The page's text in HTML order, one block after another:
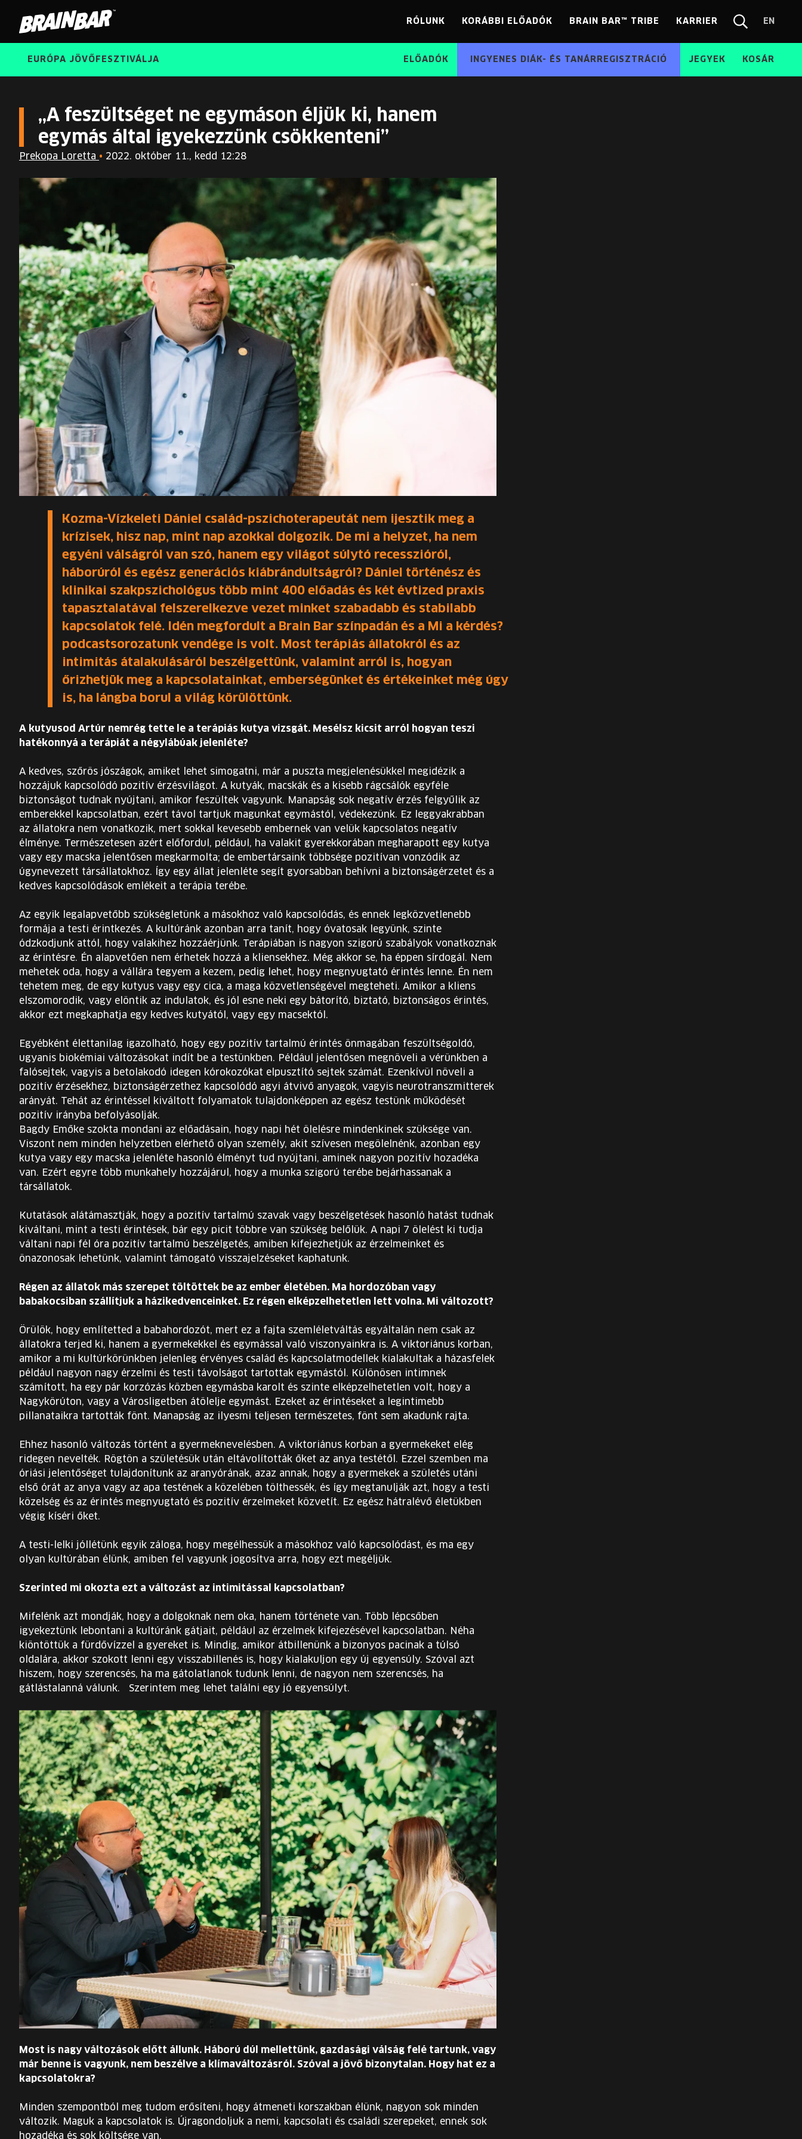
Bar
RÓLUNK KORÁBBI ELŐADÓK BRAIN BAR™ TRIBE KARRIER EN
EN
EURÓPA JÖVŐFESZTIVÁLJA ELŐADÓK INGYENES DIÁK- ÉS TANÁRREGISZTRÁCIÓ JEGYEK KOSÁR
„A feszültséget ne egymáson éljük ki, hanem
egymás által igyekezzünk csökkenteni”
Prekopa Loretta • 2022. október 11., kedd 12:28
Kozma-Vízkeleti Dániel család-pszichoterapeutát nem ijesztik meg a
krízisek, hisz nap, mint nap azokkal dolgozik. De mi a helyzet, ha nem
egyéni válságról van szó, hanem egy világot súlytó recesszióról,
háborúról és egész generációs kiábrándultságról? Dániel történész és
klinikai szakpszichológus több mint 400 előadás és két évtized praxis
tapasztalatával felszerelkezve vezet minket szabadabb és stabilabb
kapcsolatok felé. Idén megfordult a Brain Bar színpadán és a Mi a kérdés?
podcastsorozatunk vendége is volt. Most terápiás állatokról és az
intimitás átalakulásáról beszélgettünk, valamint arról is, hogyan
őrizhetjük meg a kapcsolatainkat, emberségünket és értékeinket még úgy
is, ha lángba borul a világ körülöttünk.
A kutyusod Artúr nemrég tette le a terápiás kutya vizsgát. Mesélsz kicsit arról hogyan teszi
hatékonnyá a terápiát a négylábúak jelenléte?
A kedves, szőrös jószágok, amiket lehet simogatni, már a puszta megjelenésükkel megidézik a
hozzájuk kapcsolódó pozitív érzésvilágot. A kutyák, macskák és a kisebb rágcsálók egyféle
biztonságot tudnak nyújtani, amikor feszültek vagyunk. Manapság sok negatív érzés felgyűlik az
emberekkel kapcsolatban, ezért távol tartjuk magunkat egymástól, védekezünk. Ez leggyakrabban
az állatokra nem vonatkozik, mert sokkal kevesebb embernek van velük kapcsolatos negatív
élménye. Természetesen azért előfordul, például, ha valakit gyerekkorában megharapott egy kutya
vagy egy macska jelentősen megkarmolta; de embertársaink többsége pozitívan vonzódik az
úgynevezett társállatokhoz. Így egy állat jelenléte segít gyorsabban behívni a biztonságérzetet és a
kedves kapcsolódások emlékeit a terápia terébe.
Az egyik legalapvetőbb szükségletünk a másokhoz való kapcsolódás, és ennek legközvetlenebb
formája a testi érintkezés. A kultúránk azonban arra tanít, hogy óvatosak legyünk, szinte
ódzkodjunk attól, hogy valakihez hozzáérjünk. Terápiában is nagyon szigorú szabályok vonatkoznak
az érintésre. Én alapvetően nem érhetek hozzá a kliensekhez. Még akkor se, ha éppen sírdogál. Nem
mehetek oda, hogy a vállára tegyem a kezem, pedig lehet, hogy megnyugtató érintés lenne. Én nem
tehetem meg, de egy kutyus vagy egy cica, a maga közvetlenségével megteheti. Amikor a kliens
elszomorodik, vagy elöntik az indulatok, és jól esne neki egy bátorító, biztató, biztonságos érintés,
akkor ezt megkaphatja egy kedves kutyától, vagy egy macsektól.
Egyébként élettanilag igazolható, hogy egy pozitív tartalmú érintés önmagában feszültségoldó,
ugyanis biokémiai változásokat indít be a testünkben. Például jelentősen megnöveli a vérünkben a
falósejtek, vagyis a betolakodó idegen kórokozókat elpusztító sejtek számát. Ezenkívül növeli a
pozitív érzésekhez, biztonságérzethez kapcsolódó agyi átvivő anyagok, vagyis neurotranszmitterek
arányát. Tehát az érintéssel kiváltott folyamatok tulajdonképpen az egész testünk működését
pozitív irányba befolyásolják.
Bagdy Emőke szokta mondani az előadásain, hogy napi hét ölelésre mindenkinek szüksége van.
Viszont nem minden helyzetben elérhető olyan személy, akit szívesen megölelnénk, azonban egy
kutya vagy egy macska jelenléte hasonló élményt tud nyújtani, aminek nagyon pozitív hozadéka
van. Ezért egyre több munkahely hozzájárul, hogy a munka szigorú terébe bejárhassanak a
társállatok.
Kutatások alátámasztják, hogy a pozitív tartalmú szavak vagy beszélgetések hasonló hatást tudnak
kiváltani, mint a testi érintések, bár egy picit többre van szükség belőlük. A napi 7 ölelést ki tudja
váltani napi fél óra pozitív tartalmú beszélgetés, amiben kifejezhetjük az érzelmeinket és
önazonosak lehetünk, valamint támogató visszajelzéseket kaphatunk.
Régen az állatok más szerepet töltöttek be az ember életében. Ma hordozóban vagy
babakocsiban szállítjuk a házikedvenceinket. Ez régen elképzelhetetlen lett volna. Mi változott?
Örülök, hogy említetted a babahordozót, mert ez a fajta szemléletváltás egyáltalán nem csak az
állatokra terjed ki, hanem a gyermekekkel és egymással való viszonyainkra is. A viktoriánus korban,
amikor a mi kultúrkörünkben jelenleg érvényes család és kapcsolatmodellek kialakultak a házasfelek
például nagyon nagy érzelmi és testi távolságot tartottak egymástól. Különösen intimnek
számított, ha egy pár korzózás közben egymásba karolt és szinte elképzelhetetlen volt, hogy a
Nagykörúton, vagy a Városligetben átölelje egymást. Ezeket az érintéseket a legintimebb
pillanataikra tartották fönt. Manapság az ilyesmi teljesen természetes, fönt sem akadunk rajta.
Ehhez hasonló változás történt a gyermeknevelésben. A viktoriánus korban a gyermekeket elég
ridegen nevelték. Rögtön a születésük után eltávolították őket az anya testétől. Ezzel szemben ma
óriási jelentőséget tulajdonítunk az aranyórának, azaz annak, hogy a gyermekek a születés utáni
első órát az anya vagy az apa testének a közelében tölthessék, és így megtanulják azt, hogy a testi
közelség és az érintés megnyugtató és pozitív érzelmeket közvetít. Ez egész hátralévő életükben
végig kíséri őket.
A testi-lelki jóllétünk egyik záloga, hogy megélhessük a másokhoz való kapcsolódást, és ma egy
olyan kultúrában élünk, amiben fel vagyunk jogosítva arra, hogy ezt megéljük.
Szerinted mi okozta ezt a változást az intimitással kapcsolatban?
Mifelénk azt mondják, hogy a dolgoknak nem oka, hanem története van. Több lépcsőben
igyekeztünk lebontani a kultúránk gátjait, például az érzelmek kifejezésével kapcsolatban. Néha
kiöntöttük a fürdővízzel a gyereket is. Mindig, amikor átbillenünk a bizonyos pacinak a túlsó
oldalára, akkor szokott lenni egy visszabillenés is, hogy kialakuljon egy új egyensúly. Szóval azt
hiszem, hogy szerencsés, ha ma gátolatlanok tudunk lenni, de nagyon nem szerencsés, ha
gátlástalanná válunk. Szerintem meg lehet találni egy jó egyensúlyt.
Most is nagy változások előtt állunk. Háború dúl mellettünk, gazdasági válság felé tartunk, vagy
már benne is vagyunk, nem beszélve a klímaváltozásról. Szóval a jövő bizonytalan. Hogy hat ez a
kapcsolatokra?
Minden szempontból meg tudom erősíteni, hogy átmeneti korszakban élünk, nagyon sok minden
változik. Maguk a kapcsolatok is. Újragondoljuk a nemi, kapcsolati és családi szerepeket, ennek sok
hozadéka és sok költsége van.